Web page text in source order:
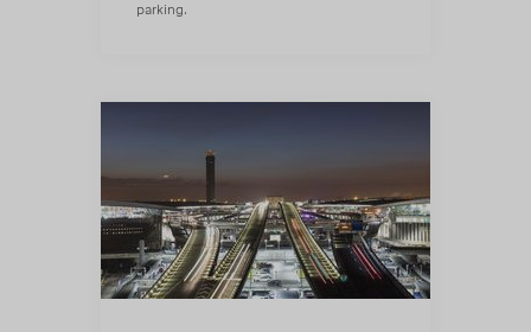
parking.